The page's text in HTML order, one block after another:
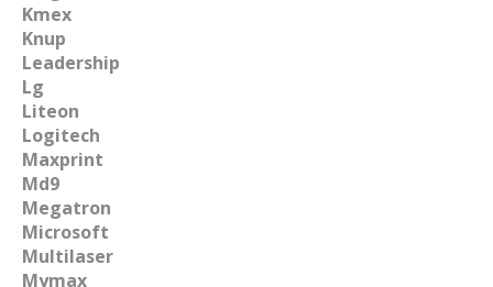
Kmex
Knup
Leadership
Lg
Liteon
Logitech
Maxprint
Md9
Megatron
Microsoft
Multilaser
Mymax